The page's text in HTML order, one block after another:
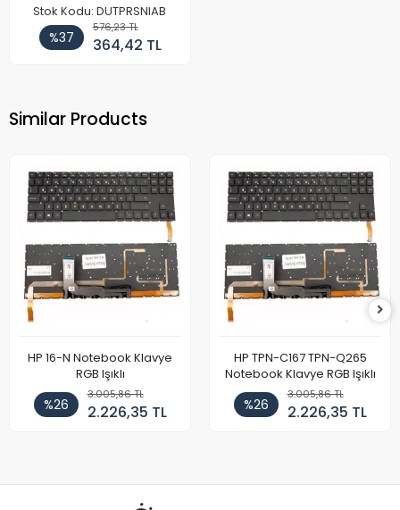
Stok Kodu: DUTPRSNIAB
%37
576,23 TL
364,42 TL
Similar Products
HP 16-N Notebook Klavye
RGB Işıklı
%26
3.005,86 TL
2.226,35 TL
HP TPN-C167 TPN-Q265
Notebook Klavye RGB Işıklı
%26
3.005,86 TL
2.226,35 TL